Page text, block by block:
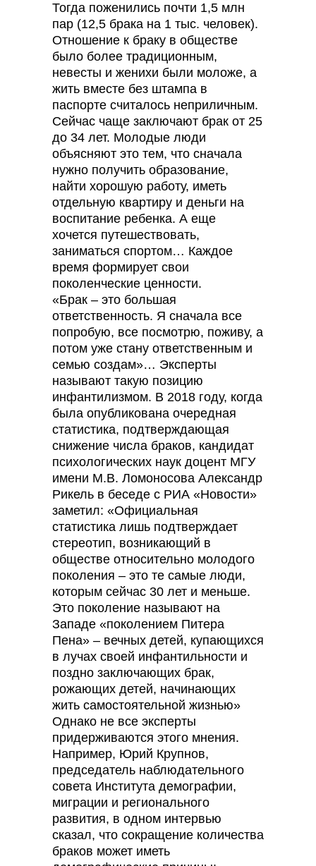
Тогда поженились почти 1,5 млн
пар (12,5 брака на 1 тыс. человек).
Отношение к браку в обществе
было более традиционным,
невесты и женихи были моложе, а
жить вместе без штампа в
паспорте считалось неприличным.
Сейчас чаще заключают брак от 25
до 34 лет. Молодые люди
объясняют это тем, что сначала
нужно получить образование,
найти хорошую работу, иметь
отдельную квартиру и деньги на
воспитание ребенка. А еще
хочется путешествовать,
заниматься спортом… Каждое
время формирует свои
поколенческие ценности.
«Брак – это большая
ответственность. Я сначала все
попробую, все посмотрю, поживу, а
потом уже стану ответственным и
семью создам»… Эксперты
называют такую позицию
инфантилизмом. В 2018 году, когда
была опубликована очередная
статистика, подтверждающая
снижение числа браков, кандидат
психологических наук доцент МГУ
имени М.В. Ломоносова Александр
Рикель в беседе с РИА «Новости»
заметил: «Официальная
статистика лишь подтверждает
стереотип, возникающий в
обществе относительно молодого
поколения – это те самые люди,
которым сейчас 30 лет и меньше.
Это поколение называют на
Западе «поколением Питера
Пена» – вечных детей, купающихся
в лучах своей инфантильности и
поздно заключающих брак,
рожающих детей, начинающих
жить самостоятельной жизнью»
Однако не все эксперты
придерживаются этого мнения.
Например, Юрий Крупнов,
председатель наблюдательного
совета Института демографии,
миграции и регионального
развития, в одном интервью
сказал, что сокращение количества
браков может иметь